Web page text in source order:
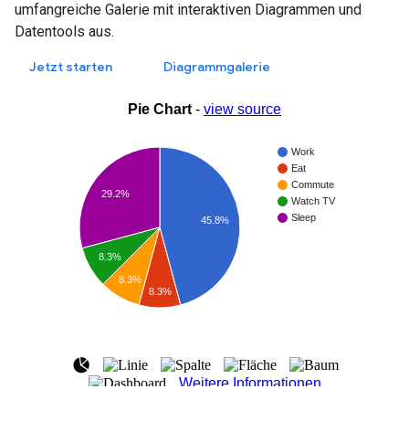
umfangreiche Galerie mit interaktiven Diagrammen und
Datentools aus.
Jetzt starten Diagrammgalerie